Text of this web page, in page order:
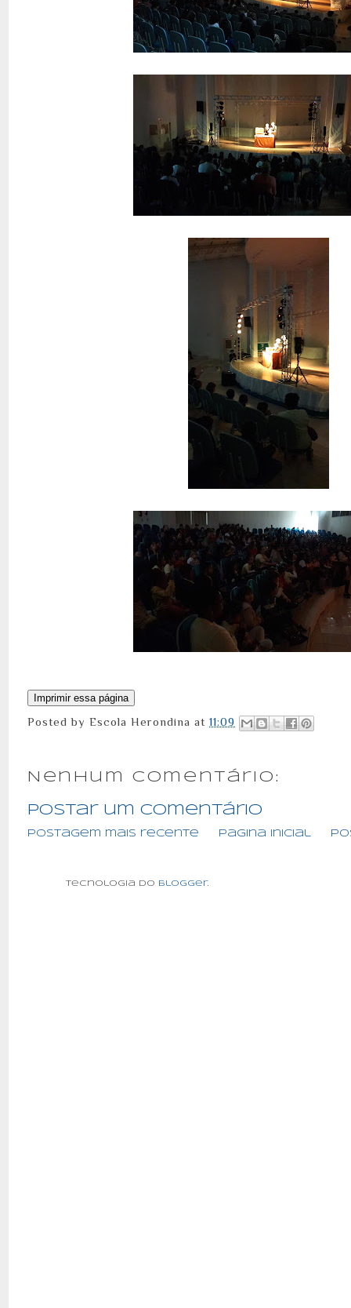
Posted byEscola Herondina at11:09
Nenhum comentário:
Postar um comentário
Postagem mais recente Página inicial
Tecnologia do Blogger.